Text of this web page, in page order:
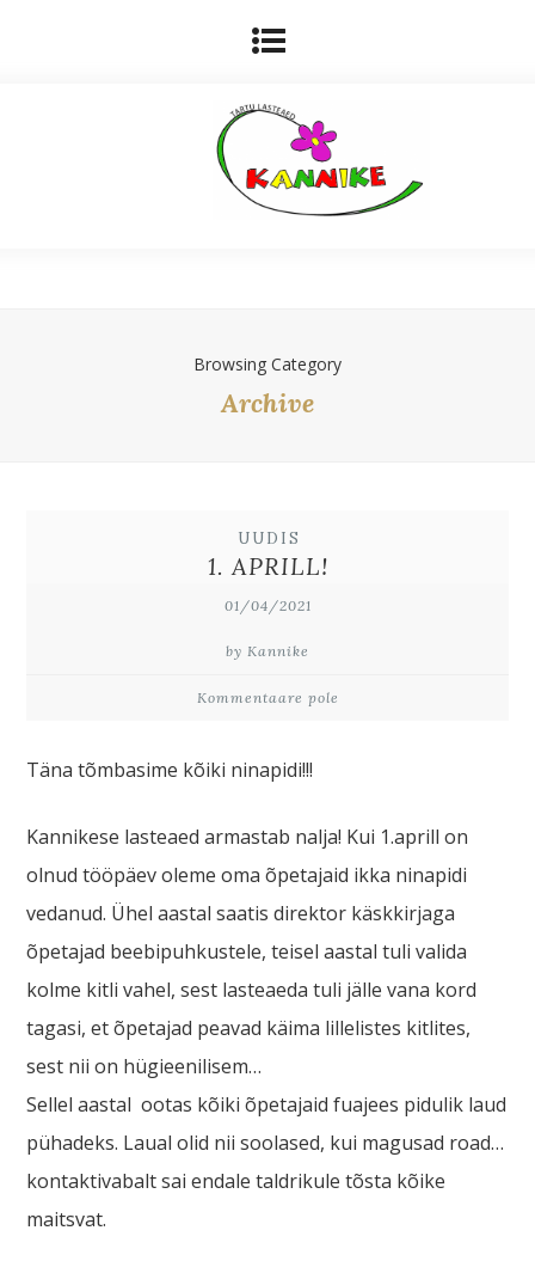
Browsing Category
Archive
UUDIS
1. APRILL!
01/04/2021
by Kannike
Kommentaare pole
Täna tõmbasime kõiki ninapidi!!!
Kannikese lasteaed armastab nalja! Kui 1.aprill on
olnud tööpäev oleme oma õpetajaid ikka ninapidi
vedanud. Ühel aastal saatis direktor käskkirjaga
õpetajad beebipuhkustele, teisel aastal tuli valida
kolme kitli vahel, sest lasteaeda tuli jälle vana kord
tagasi, et õpetajad peavad käima lillelistes kitlites,
sest nii on hügieenilisem…
Sellel aastal ootas kõiki õpetajaid fuajees pidulik laud
pühadeks. Laual olid nii soolased, kui magusad road…
kontaktivabalt sai endale taldrikule tõsta kõike
maitsvat.